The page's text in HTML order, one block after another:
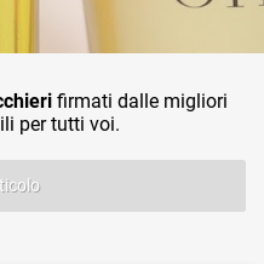
firmati dalle migliori
per tutti voi.